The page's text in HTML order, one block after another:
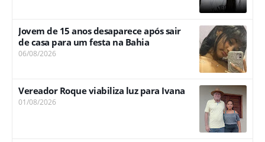
Jovem de 15 anos desaparece após sair
de casa para um festa na Bahia
06/08/2026
Vereador Roque viabiliza luz para Ivana
01/08/2026